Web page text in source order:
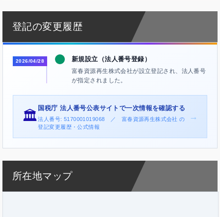
登記の変更履歴
2026/04/28 新規設立（法人番号登録）
富春資源再生株式会社が設立登記され、法人番号
が指定されました。
🏛️
国税庁 法人番号公表サイトで一次情報を確認する
法人番号: 5170001019068 ／ 富春資源再生株式会社 の
登記変更履歴・公式情報
→
所在地マップ